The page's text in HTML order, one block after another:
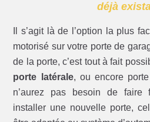
déjà
Il s’agit là de l’option la plus
motorisé sur votre porte de
de la porte, c’est tout à fait
porte latérale, ou encore
n’aurez pas besoin de faire
installer une nouvelle porte,